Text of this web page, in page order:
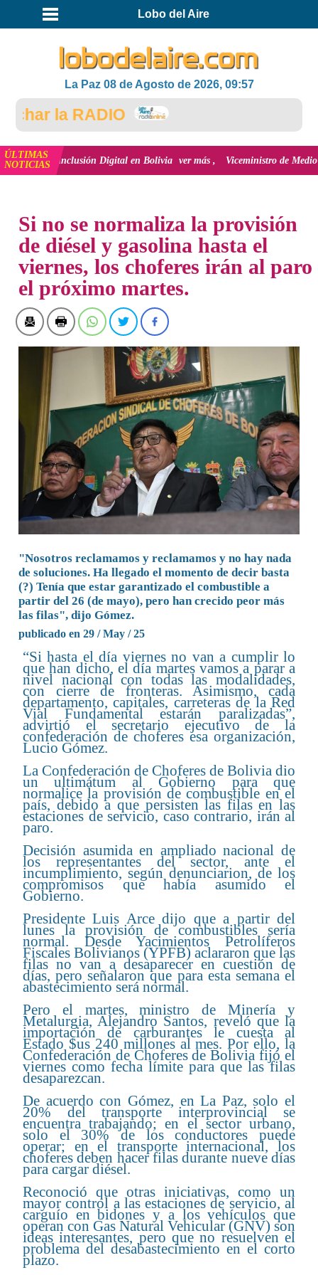
Lobo del Aire
La Paz 08 de Agosto de 2026, 09:57
la RADIO
ÚLTIMAS
NOTICIAS
y la inclusión Digital en Bolivia ver más Viceministro de Medio
Si no se normaliza la provisión
de diésel y gasolina hasta el
viernes, los choferes irán al paro
el próximo martes.
"Nosotros reclamamos y reclamamos y no hay nada
de soluciones. Ha llegado el momento de decir basta
(?) Tenía que estar garantizado el combustible a
partir del 26 (de mayo), pero han crecido peor más
las filas", dijo Gómez.
publicado en 29 / May / 25
“Si hasta el día viernes no van a cumplir lo
que han dicho, el día martes vamos a parar a
nivel nacional con todas las modalidades,
con cierre de fronteras. Asimismo, cada
departamento, capitales, carreteras de la Red
Vial Fundamental estarán paralizadas”,
advirtió el secretario ejecutivo de la
confederación de choferes esa organización,
Lucio Gómez.
La Confederación de Choferes de Bolivia dio
un ultimátum al Gobierno para que
normalice la provisión de combustible en el
país, debido a que persisten las filas en las
estaciones de servicio, caso contrario, irán al
paro.
Decisión asumida en ampliado nacional de
los representantes del sector, ante el
incumplimiento, según denunciarion, de los
compromisos que había asumido el
Gobierno.
Presidente Luis Arce dijo que a partir del
lunes la provisión de combustibles sería
normal. Desde Yacimientos Petrolíferos
Fiscales Bolivianos (YPFB) aclararon que las
filas no van a desaparecer en cuestión de
días, pero señalaron que para esta semana el
abastecimiento será normal.
Pero el martes, ministro de Minería y
Metalurgia, Alejandro Santos, reveló que la
importación de carburantes le cuesta al
Estado $us 240 millones al mes. Por ello, la
Confederación de Choferes de Bolivia fijó el
viernes como fecha límite para que las filas
desaparezcan.
De acuerdo con Gómez, en La Paz, solo el
20% del transporte interprovincial se
encuentra trabajando; en el sector urbano,
solo el 30% de los conductores puede
operar; en el transporte internacional, los
choferes deben hacer filas durante nueve días
para cargar diésel.
Reconoció que otras iniciativas, como un
mayor control a las estaciones de servicio, al
carguío en bidones y a los vehículos que
operan con Gas Natural Vehicular (GNV) son
ideas interesantes, pero que no resuelven el
problema del desabastecimiento en el corto
plazo.